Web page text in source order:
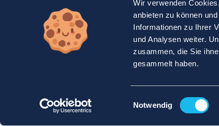
Wir verwenden
anbieten zu können
Informationen zu Ihrer
und Analysen weiter.
zusammen, die Sie
gesammelt haben.
Einwilligungsauswahl
Notwendig